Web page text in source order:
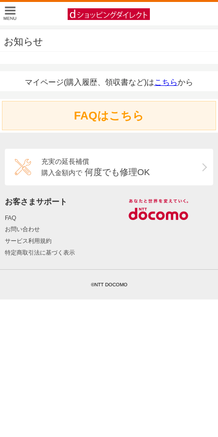
お知らせ
マイページ(購入履歴、領収書など)はこちらから
FAQはこちら
充実の延長補償
購入金額内で 何度でも修理OK
お客さまサポート
FAQ
お問い合わせ
サービス利用規約
特定商取引法に基づく表示
©NTT DOCOMO